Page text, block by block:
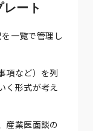
レート
一覧で管理し
項など）を列
く形式が考え
産業医面談の